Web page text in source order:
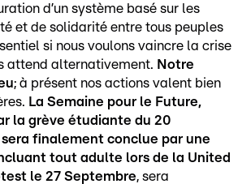
d’un système basé sur les
et de solidarité entre tous peuples
si nous voulons vaincre la crise
attend alternativement. Notre
; à présent nos actions valent bien
La Semaine pour le Future,
la grève étudiante du 20
finalement conclue par une
tout adulte lors de la United
le 27 Septembre, sera